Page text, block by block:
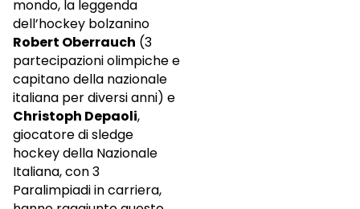
mondo, la leggenda
dell’hockey bolzanino
Robert Oberrauch (3
partecipazioni olimpiche e
capitano della nazionale
italiana per diversi anni) e
Christoph Depaoli,
giocatore di sledge
hockey della Nazionale
Italiana, con 3
Paralimpiadi in carriera,